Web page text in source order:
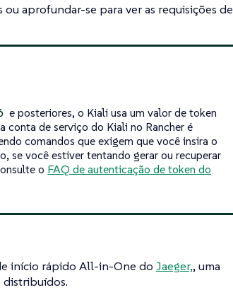
aprofundar-se para ver as requisições de
e posteriores, o Kiali usa um valor de token
conta de serviço do Kiali no Rancher é
comandos que exigem que você insira o
se você estiver tentando gerar ou recuperar
o FAQ de autenticação de token do
início rápido All-in-One do Jaeger,, uma
distribuídos.